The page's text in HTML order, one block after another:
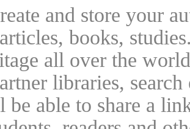
and store your
articles, books,
all over the
libraries,
be able to share a